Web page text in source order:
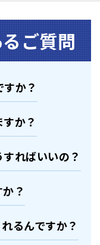
ご質問
か？
か？
ればいいの？
？
るんですか？